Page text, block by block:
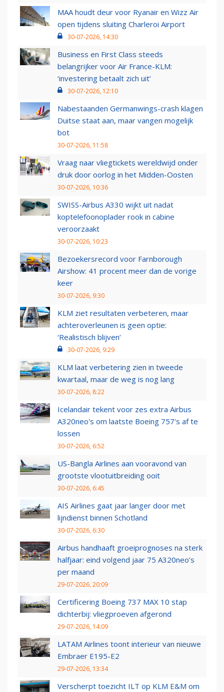
MAA houdt deur voor Ryanair en Wizz Air
open tijdens sluiting Charleroi Airport
30-07-2026, 14:30
Business en First Class steeds
belangrijker voor Air France-KLM:
‘investering betaalt zich uit’
30-07-2026, 12:10
Nabestaanden Germanwings-crash klagen
Duitse staat aan, maar vangen mogelijk
bot
30-07-2026, 11:58
Vraag naar vliegtickets wereldwijd onder
druk door oorlog in het Midden-Oosten
30-07-2026, 10:36
SWISS-Airbus A330 wijkt uit nadat
koptelefoonoplader rook in cabine
veroorzaakt
30-07-2026, 10:23
Bezoekersrecord voor Farnborough
Airshow: 41 procent meer dan de vorige
keer
30-07-2026, 9:30
KLM ziet resultaten verbeteren, maar
achteroverleunen is geen optie:
‘Realistisch blijven’
30-07-2026, 9:29
KLM laat verbetering zien in tweede
kwartaal, maar de weg is nog lang
30-07-2026, 8:22
Icelandair tekent voor zes extra Airbus
A320neo's om laatste Boeing 757's af te
lossen
30-07-2026, 6:52
US-Bangla Airlines aan vooravond van
grootste vlootuitbreiding ooit
30-07-2026, 6:45
AIS Airlines gaat jaar langer door met
lijndienst binnen Schotland
30-07-2026, 6:30
Airbus handhaaft groeiprognoses na sterk
halfjaar: eind volgend jaar 75 A320neo’s
per maand
29-07-2026, 20:09
Certificering Boeing 737 MAX 10 stap
dichterbij: vliegproeven afgerond
29-07-2026, 14:09
LATAM Airlines toont interieur van nieuwe
Embraer E195-E2
29-07-2026, 13:34
Verscherpt toezicht ILT op KLM E&M om